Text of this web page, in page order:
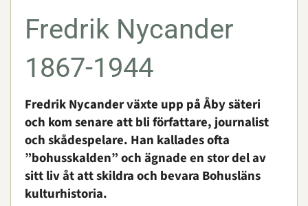
Fredrik Nycander
1867-1944
Fredrik Nycander växte upp på Åby säteri
och kom senare att bli författare, journalist
och skådespelare. Han kallades ofta
”bohusskalden” och ägnade en stor del av
sitt liv åt att skildra och bevara Bohusläns
kulturhistoria.